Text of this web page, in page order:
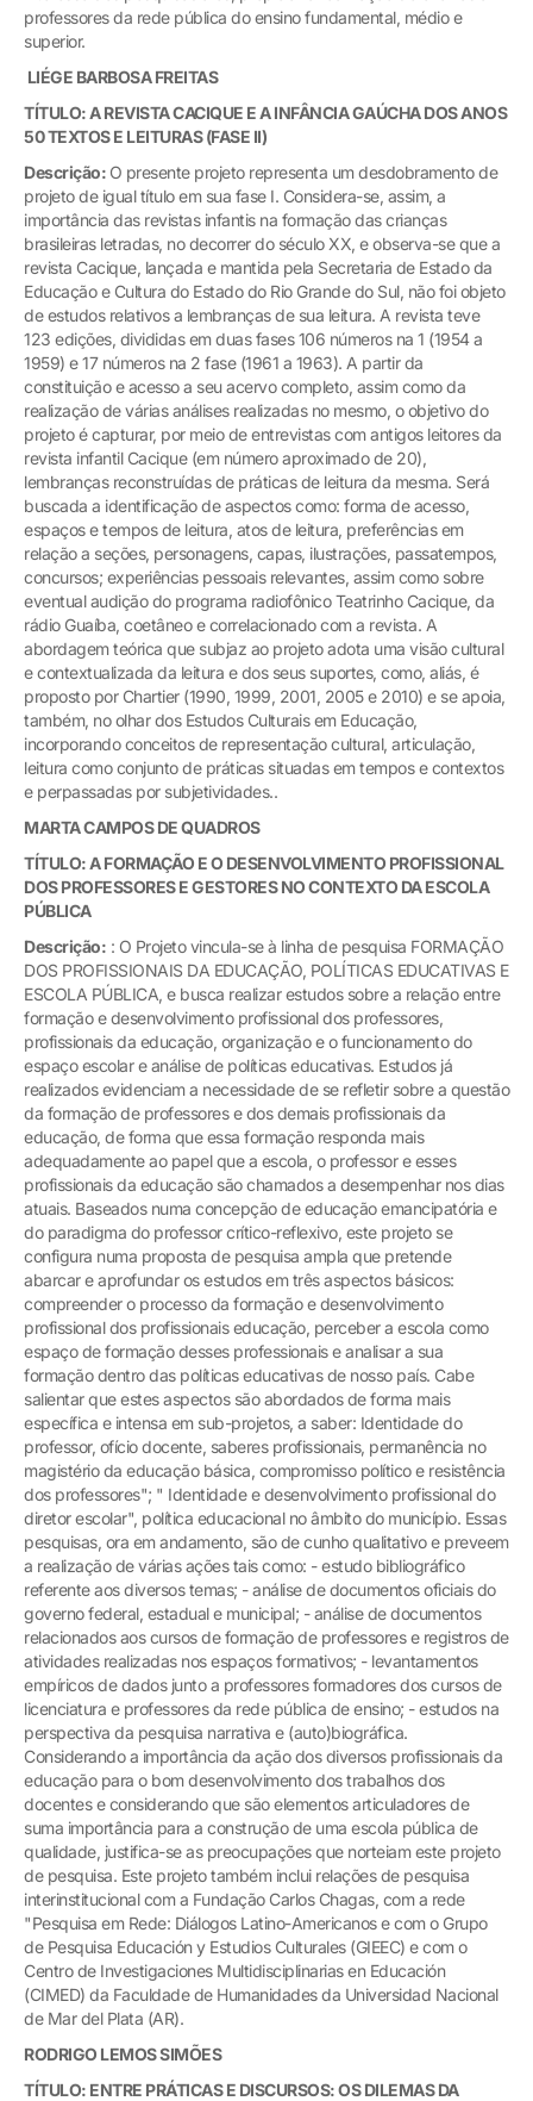
professores da rede pública do ensino fundamental, médio e
superior.
LIÉGE BARBOSA FREITAS
TÍTULO: A REVISTA CACIQUE E A INFÂNCIA GAÚCHA DOS ANOS
50 TEXTOS E LEITURAS (FASE II)
Descrição: O presente projeto representa um desdobramento de
projeto de igual título em sua fase I. Considera-se, assim, a
importância das revistas infantis na formação das crianças
brasileiras letradas, no decorrer do século XX, e observa-se que a
revista Cacique, lançada e mantida pela Secretaria de Estado da
Educação e Cultura do Estado do Rio Grande do Sul, não foi objeto
de estudos relativos a lembranças de sua leitura. A revista teve
123 edições, divididas em duas fases 106 números na 1 (1954 a
1959) e 17 números na 2 fase (1961 a 1963). A partir da
constituição e acesso a seu acervo completo, assim como da
realização de várias análises realizadas no mesmo, o objetivo do
projeto é capturar, por meio de entrevistas com antigos leitores da
revista infantil Cacique (em número aproximado de 20),
lembranças reconstruídas de práticas de leitura da mesma. Será
buscada a identificação de aspectos como: forma de acesso,
espaços e tempos de leitura, atos de leitura, preferências em
relação a seções, personagens, capas, ilustrações, passatempos,
concursos; experiências pessoais relevantes, assim como sobre
eventual audição do programa radiofônico Teatrinho Cacique, da
rádio Guaíba, coetâneo e correlacionado com a revista. A
abordagem teórica que subjaz ao projeto adota uma visão cultural
e contextualizada da leitura e dos seus suportes, como, aliás, é
proposto por Chartier (1990, 1999, 2001, 2005 e 2010) e se apoia,
também, no olhar dos Estudos Culturais em Educação,
incorporando conceitos de representação cultural, articulação,
leitura como conjunto de práticas situadas em tempos e contextos
e perpassadas por subjetividades..
MARTA CAMPOS DE QUADROS
TÍTULO: A FORMAÇÃO E O DESENVOLVIMENTO PROFISSIONAL
DOS PROFESSORES E GESTORES NO CONTEXTO DA ESCOLA
PÚBLICA
Descrição: : O Projeto vincula-se à linha de pesquisa FORMAÇÃO
DOS PROFISSIONAIS DA EDUCAÇÃO, POLÍTICAS EDUCATIVAS E
ESCOLA PÚBLICA, e busca realizar estudos sobre a relação entre
formação e desenvolvimento profissional dos professores,
profissionais da educação, organização e o funcionamento do
espaço escolar e análise de políticas educativas. Estudos já
realizados evidenciam a necessidade de se refletir sobre a questão
da formação de professores e dos demais profissionais da
educação, de forma que essa formação responda mais
adequadamente ao papel que a escola, o professor e esses
profissionais da educação são chamados a desempenhar nos dias
atuais. Baseados numa concepção de educação emancipatória e
do paradigma do professor crítico-reflexivo, este projeto se
configura numa proposta de pesquisa ampla que pretende
abarcar e aprofundar os estudos em três aspectos básicos:
compreender o processo da formação e desenvolvimento
profissional dos profissionais educação, perceber a escola como
espaço de formação desses professionais e analisar a sua
formação dentro das políticas educativas de nosso país. Cabe
salientar que estes aspectos são abordados de forma mais
específica e intensa em sub-projetos, a saber: Identidade do
professor, ofício docente, saberes profissionais, permanência no
magistério da educação básica, compromisso político e resistência
dos professores"; " Identidade e desenvolvimento profissional do
diretor escolar", política educacional no âmbito do município. Essas
pesquisas, ora em andamento, são de cunho qualitativo e preveem
a realização de várias ações tais como: - estudo bibliográfico
referente aos diversos temas; - análise de documentos oficiais do
governo federal, estadual e municipal; - análise de documentos
relacionados aos cursos de formação de professores e registros de
atividades realizadas nos espaços formativos; - levantamentos
empíricos de dados junto a professores formadores dos cursos de
licenciatura e professores da rede pública de ensino; - estudos na
perspectiva da pesquisa narrativa e (auto)biográfica.
Considerando a importância da ação dos diversos profissionais da
educação para o bom desenvolvimento dos trabalhos dos
docentes e considerando que são elementos articuladores de
suma importância para a construção de uma escola pública de
qualidade, justifica-se as preocupações que norteiam este projeto
de pesquisa. Este projeto também inclui relações de pesquisa
interinstitucional com a Fundação Carlos Chagas, com a rede
"Pesquisa em Rede: Diálogos Latino-Americanos e com o Grupo
de Pesquisa Educación y Estudios Culturales (GIEEC) e com o
Centro de Investigaciones Multidisciplinarias en Educación
(CIMED) da Faculdade de Humanidades da Universidad Nacional
de Mar del Plata (AR).
RODRIGO LEMOS SIMÕES
TÍTULO: ENTRE PRÁTICAS E DISCURSOS: OS DILEMAS DA